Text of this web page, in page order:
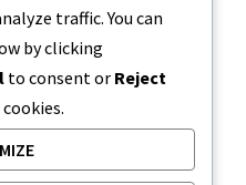
06-14
traffic. You can
by clicking
to consent or Reject